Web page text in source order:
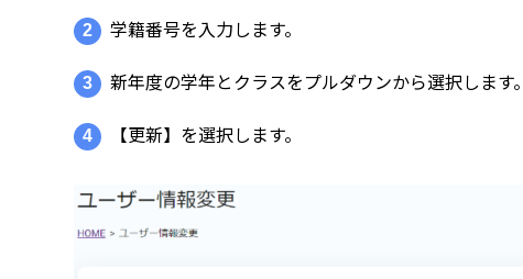
2 学籍番号を入力します。
3 新年度の学年とクラスをプルダウンから選択します。
4 【更新】を選択します。